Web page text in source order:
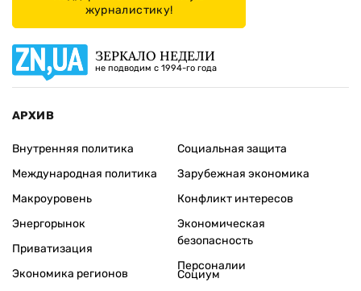
журналистику!
ЗЕРКАЛО НЕДЕЛИ
не подводим с 1994-го года
АРХИВ
Внутренняя политика
Международная политика
Макроуровень
Энергорынок
Приватизация
Экономика регионов
Социальная защита
Зарубежная экономика
Конфликт интересов
Экономическая
безопасность
Персоналии
Социум